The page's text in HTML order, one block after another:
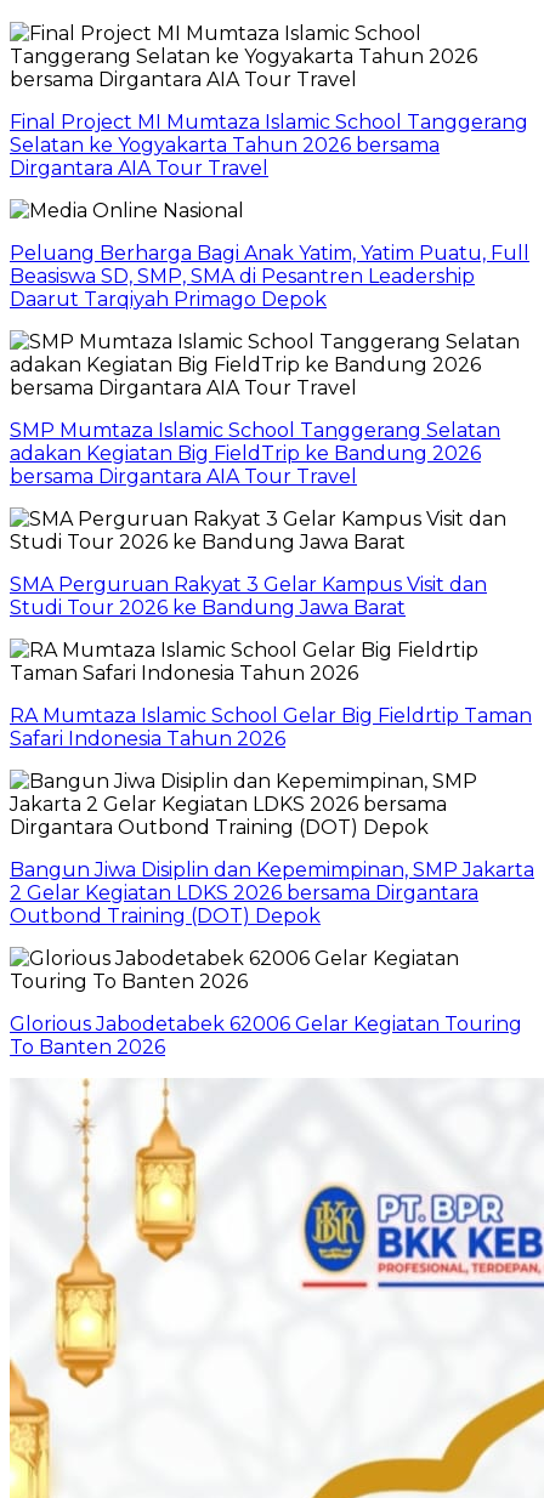
Final Project MI Mumtaza Islamic School Tanggerang
Selatan ke Yogyakarta Tahun 2026 bersama
Dirgantara AIA Tour Travel
Peluang Berharga Bagi Anak Yatim, Yatim Puatu, Full
Beasiswa SD, SMP, SMA di Pesantren Leadership
Daarut Tarqiyah Primago Depok
SMP Mumtaza Islamic School Tanggerang Selatan
adakan Kegiatan Big FieldTrip ke Bandung 2026
bersama Dirgantara AIA Tour Travel
SMA Perguruan Rakyat 3 Gelar Kampus Visit dan
Studi Tour 2026 ke Bandung Jawa Barat
RA Mumtaza Islamic School Gelar Big Fieldrtip Taman
Safari Indonesia Tahun 2026
Bangun Jiwa Disiplin dan Kepemimpinan, SMP Jakarta
2 Gelar Kegiatan LDKS 2026 bersama Dirgantara
Outbond Training (DOT) Depok
Glorious Jabodetabek 62006 Gelar Kegiatan Touring
To Banten 2026